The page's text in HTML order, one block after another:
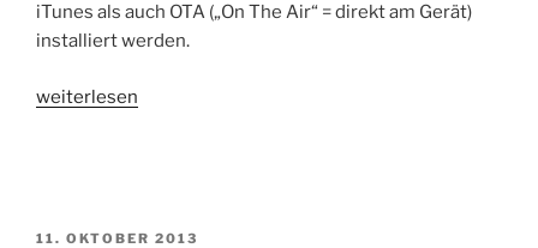
iTunes als auch OTA („On The Air“ = direkt am Gerät)
installiert werden.
„News:
weiterlesen
VERÖFFENTLICHT
11. OKTOBER 2013